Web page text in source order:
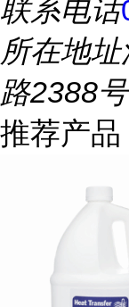
联系电话
所在地址
路2388
推荐产品